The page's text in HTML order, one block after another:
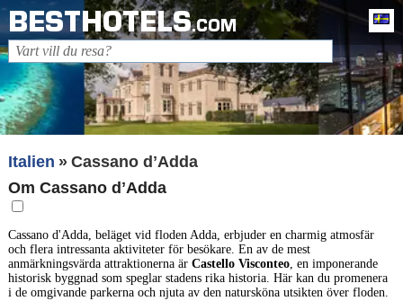
BESTHOTELS.COM
Italien
Cassano dʼAdda
Om Cassano dʼAdda
Cassano d'Adda, beläget vid floden Adda, erbjuder en charmig atmosfär
och flera intressanta aktiviteter för besökare. En av de mest
anmärkningsvärda attraktionerna är Castello Visconteo, en imponerande
historisk byggnad som speglar stadens rika historia. Här kan du promenera
i de omgivande parkerna och njuta av den natursköna utsikten över floden.